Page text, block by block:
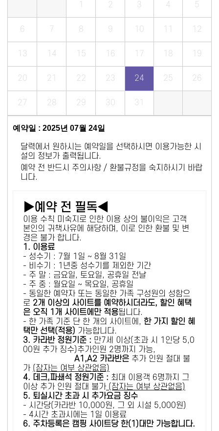
1 2 3 4 5
6 7 8 9 10 11 12
13 14 15 16 17 18 19
20 21 22 23 24 25 26
27 28 29 30 31
예약일 : 2025년 07월 24일
달력에서 원하시는 예약일을 선택하시면 이용가능한 시
설의 정보가 출력됩니다.
예약 전 반드시 주의사항 / 환불규정을 숙지하시기 바랍
니다.
▶예약 전 필독◀
이용 수칙 미숙지로 인한 이용 상의 불이익은 고객
본인의 귀책사유에 해당하며, 이로 인한 환불 및 변
경은 불가 합니다.
1. 이용료
- 성수기 : 7월 1일 ~ 8월 31일
- 비수기 : 1년중 성수기를 제외한 기간
- 주 말 : 금요일, 토요일, 공휴일 전날
- 주 중 : 월요일 ~ 목요일, 공휴일
- 동일한 예약자 또는 동일한 가족 구성원의 성함으
로 2개 이상의 사이트를 예약하시더라도, 할인 혜택
은 오직 1개 사이트에만 적용됩니다.
- 한 가족 기준 단 한 개의 사이트에, 한 가지 할인 혜
택만 선택(적용) 가능합니다.
3. 카라반 정원기준 : 만7세 이상(초과 시 1인당 5,0
00원 추가 징수)추가인원 2명까지 가능,
A1,A2 카라반은 추가 인원 절대 불
가 (잠자는 여부 상관없음)
4. 데크,파쇄석 정원기준 : ​최대 이용객 6명까지 그
이상 추가 인원 절대 불가 (잠자는 여부 상관없음)
5. 퇴실시간 초과 시 추가요금 징수
- 시간당(카라반 10,000원, 그 외 시설 5,000원)
- 4시간 초과시에는 1일 이용료
6. 주차등록은 캠핑 사이트당 한(1)대만 가능합니다.